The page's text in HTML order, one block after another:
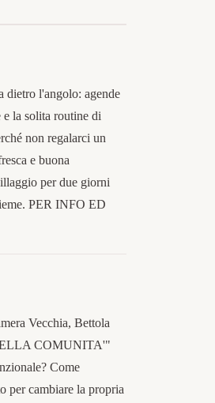
dietro l'angolo: agende
la solita routine di
non regalarci un
e buona
per due giorni
PER INFO ED
Vecchia, Bettola
COMUNITA'"
Come
per cambiare la propria